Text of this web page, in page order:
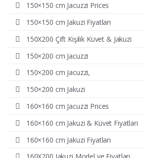
150×150 cm Jacuzzi Prices
150×150 cm Jakuzi Fiyatları
150X200 Çift Kişilik Küvet & Jakuzi
150×200 cm Jacuzzi
150×200 cm Jacuzzi,
150×200 cm Jakuzi
160×160 cm Jacuzzi Prices
160×160 cm Jakuzi & Küvet Fiyatları
160×160 cm Jakuzi Fiyatları